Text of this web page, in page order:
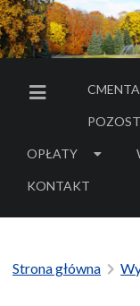
MENU BOCZNE
OPŁATY
KONTAKT
Strona główna